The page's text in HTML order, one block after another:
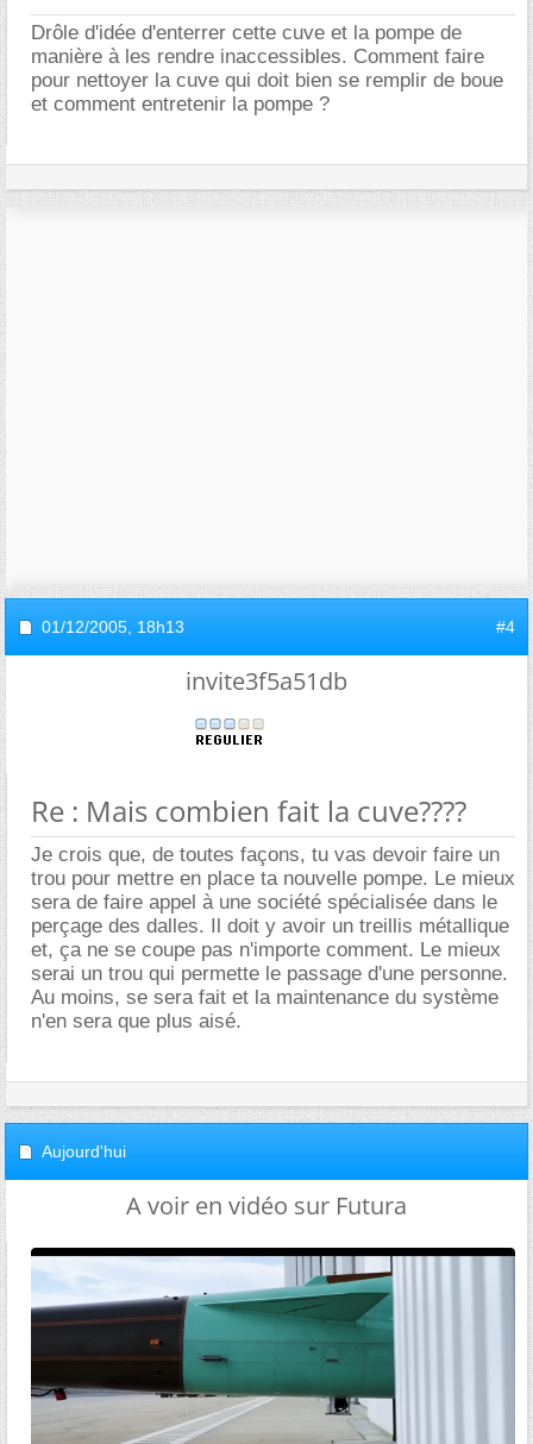
Drôle d'idée d'enterrer cette cuve et la pompe de
manière à les rendre inaccessibles. Comment faire
pour nettoyer la cuve qui doit bien se remplir de boue
et comment entretenir la pompe ?
01/12/2005, 18h13 #4
invite3f5a51db
Re : Mais combien fait la cuve????
Je crois que, de toutes façons, tu vas devoir faire un
trou pour mettre en place ta nouvelle pompe. Le mieux
sera de faire appel à une société spécialisée dans le
perçage des dalles. Il doit y avoir un treillis métallique
et, ça ne se coupe pas n'importe comment. Le mieux
serai un trou qui permette le passage d'une personne.
Au moins, se sera fait et la maintenance du système
n'en sera que plus aisé.
Aujourd'hui
A voir en vidéo sur Futura